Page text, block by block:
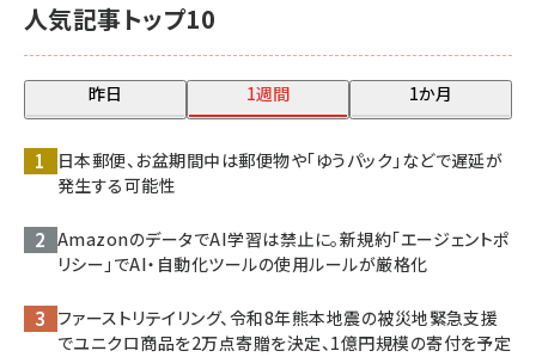
人気記事トップ10
昨日 1週間 1か月
日本郵便、お盆期間中は郵便物や「ゆうパック」などで遅延が
発生する可能性
AmazonのデータでAI学習は禁止に。新規約「エージェントポ
リシー」でAI・自動化ツールの使用ルールが厳格化
ファーストリテイリング、令和8年熊本地震の被災地緊急支援
でユニクロ商品を2万点寄贈を決定、1億円規模の寄付を予定